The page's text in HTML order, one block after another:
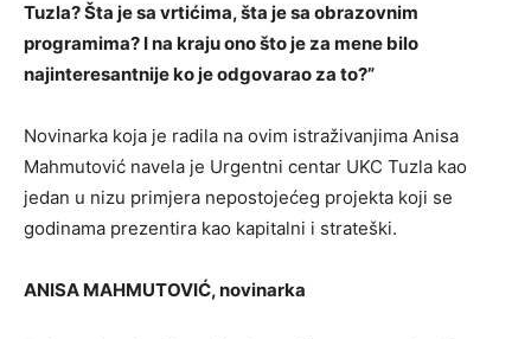
Tuzla? Šta je sa vrtićima, šta je sa obrazovnim
programima? I na kraju ono što je za mene bilo
najinteresantnije ko je odgovarao za to?”
Novinarka koja je radila na ovim istraživanjima Anisa
Mahmutović navela je Urgentni centar UKC Tuzla kao
jedan u nizu primjera nepostojećeg projekta koji se
godinama prezentira kao kapitalni i strateški.
ANISA MAHMUTOVIĆ, novinarka